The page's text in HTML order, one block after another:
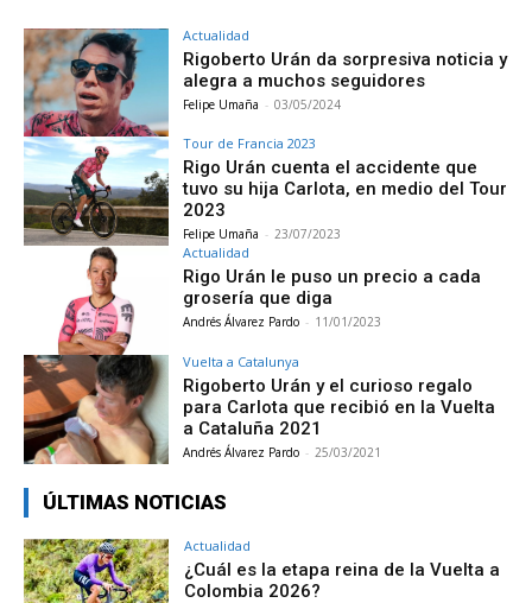
Actualidad
Rigoberto Urán da sorpresiva noticia y
alegra a muchos seguidores
Felipe Umaña - 03/05/2024
Tour de Francia 2023
Rigo Urán cuenta el accidente que
tuvo su hija Carlota, en medio del Tour
2023
Felipe Umaña - 23/07/2023
Actualidad
Rigo Urán le puso un precio a cada
grosería que diga
Andrés Álvarez Pardo - 11/01/2023
Vuelta a Catalunya
Rigoberto Urán y el curioso regalo
para Carlota que recibió en la Vuelta
a Cataluña 2021
Andrés Álvarez Pardo - 25/03/2021
ÚLTIMAS NOTICIAS
Actualidad
¿Cuál es la etapa reina de la Vuelta a
Colombia 2026?